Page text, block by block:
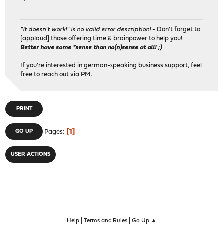
"It doesn't work!" is no valid error description!- Don't forget to
[applaud] those offering time & brainpower to help you!
Better have some *sense than no(n)sense at all! ;)
If you're interested in german-speaking business support, feel
free to reach out via PM.
PRINT
GO UP Pages 1
USER ACTIONS
Help| Terms and Rules| Go Up ▲